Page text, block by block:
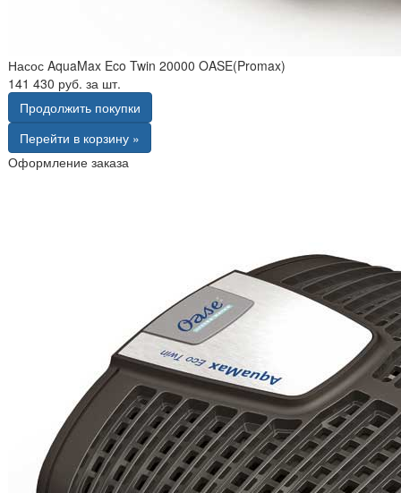
Насос AquaMax Eco Twin 20000 OASE(Promax)
141 430 руб. за шт.
Продолжить покупки
Перейти в корзину »
Оформление заказа